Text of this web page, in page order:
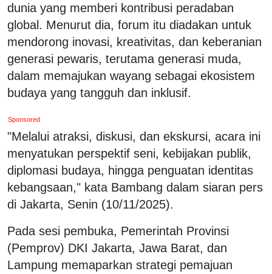
dunia yang memberi kontribusi peradaban
global. Menurut dia, forum itu diadakan untuk
mendorong inovasi, kreativitas, dan keberanian
generasi pewaris, terutama generasi muda,
dalam memajukan wayang sebagai ekosistem
budaya yang tangguh dan inklusif.
Sponsored
"Melalui atraksi, diskusi, dan ekskursi, acara ini
menyatukan perspektif seni, kebijakan publik,
diplomasi budaya, hingga penguatan identitas
kebangsaan," kata Bambang dalam siaran pers
di Jakarta, Senin (10/11/2025).
Pada sesi pembuka, Pemerintah Provinsi
(Pemprov) DKI Jakarta, Jawa Barat, dan
Lampung memaparkan strategi pemajuan